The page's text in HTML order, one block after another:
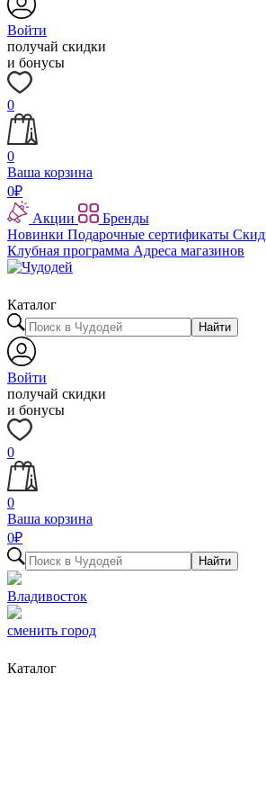
Войти
получай скидки
и бонусы
0
0
Ваша корзина
0₽
Акции
Бренды
Новинки Подарочные сертификаты
Клубная программа Адреса магазинов
Каталог
Найти
Войти
получай скидки
и бонусы
0
0
Ваша корзина
0₽
Найти
Владивосток
сменить город
Каталог